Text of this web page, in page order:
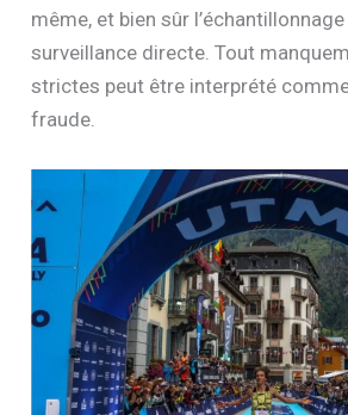
même, et bien sûr
surveillance directe. Tout
strictes peut être interprété
fraude.